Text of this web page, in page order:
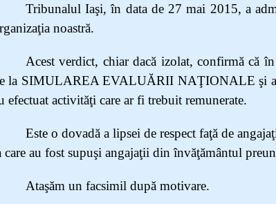
Tribunalul Iaşi, în data de 27 mai 2015, a
noastră.
Acest verdict, chiar dacă izolat, confirmă că
la SIMULAREA EVALUĂRII NAŢIONALE
efectuat activităţi care ar fi trebuit remunerate.
Este o dovadă a lipsei de respect faţă de
care au fost supuşi angajaţii din învăţământul
Ataşăm un facsimil după motivare.